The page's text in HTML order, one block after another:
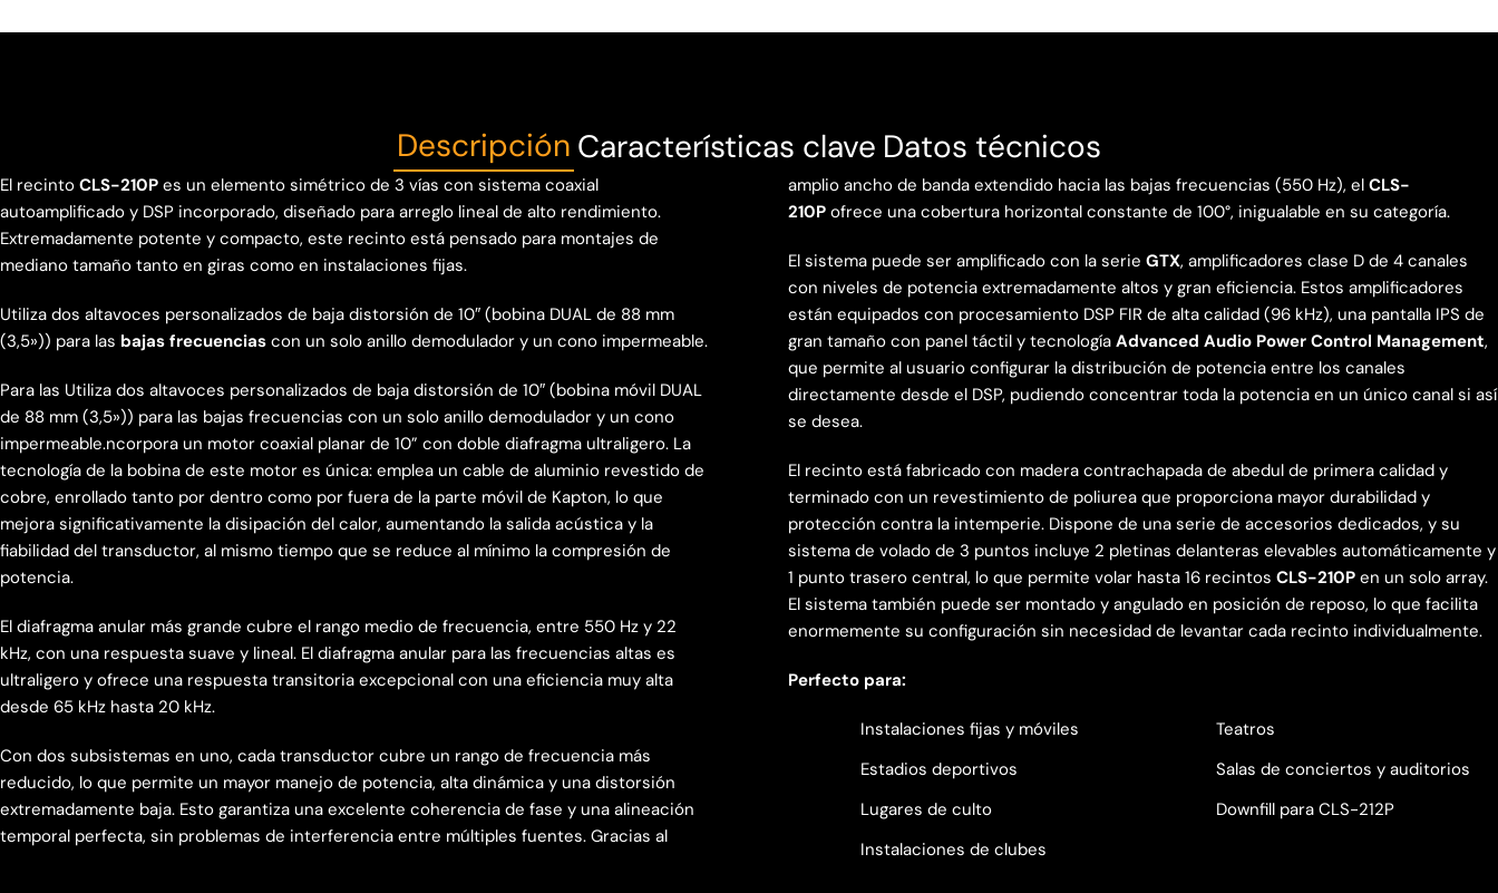
Descripción Características clave Datos técnicos
El recinto CLS-210P es un elemento simétrico de 3 vías con sistema coaxial
autoamplificado y DSP incorporado, diseñado para arreglo lineal de alto rendimiento.
Extremadamente potente y compacto, este recinto está pensado para montajes de
mediano tamaño tanto en giras como en instalaciones fijas.
Utiliza dos altavoces personalizados de baja distorsión de 10″ (bobina DUAL de 88 mm
(3,5»)) para las bajas frecuencias con un solo anillo demodulador y un cono impermeable.
Para las Utiliza dos altavoces personalizados de baja distorsión de 10″ (bobina móvil DUAL
de 88 mm (3,5»)) para las bajas frecuencias con un solo anillo demodulador y un cono
impermeable.ncorpora un motor coaxial planar de 10” con doble diafragma ultraligero. La
tecnología de la bobina de este motor es única: emplea un cable de aluminio revestido de
cobre, enrollado tanto por dentro como por fuera de la parte móvil de Kapton, lo que
mejora significativamente la disipación del calor, aumentando la salida acústica y la
fiabilidad del transductor, al mismo tiempo que se reduce al mínimo la compresión de
potencia.
El diafragma anular más grande cubre el rango medio de frecuencia, entre 550 Hz y 22
kHz, con una respuesta suave y lineal. El diafragma anular para las frecuencias altas es
ultraligero y ofrece una respuesta transitoria excepcional con una eficiencia muy alta
desde 65 kHz hasta 20 kHz.
Con dos subsistemas en uno, cada transductor cubre un rango de frecuencia más
reducido, lo que permite un mayor manejo de potencia, alta dinámica y una distorsión
extremadamente baja. Esto garantiza una excelente coherencia de fase y una alineación
temporal perfecta, sin problemas de interferencia entre múltiples fuentes. Gracias al
amplio ancho de banda extendido hacia las bajas frecuencias (550 Hz), el CLS-
210P ofrece una cobertura horizontal constante de 100°, inigualable en su categoría.
El sistema puede ser amplificado con la serie GTX, amplificadores clase D de 4 canales
con niveles de potencia extremadamente altos y gran eficiencia. Estos amplificadores
están equipados con procesamiento DSP FIR de alta calidad (96 kHz), una pantalla IPS de
gran tamaño con panel táctil y tecnología Advanced Audio Power Control Management,
que permite al usuario configurar la distribución de potencia entre los canales
directamente desde el DSP, pudiendo concentrar toda la potencia en un único canal si así
se desea.
El recinto está fabricado con madera contrachapada de abedul de primera calidad y
terminado con un revestimiento de poliurea que proporciona mayor durabilidad y
protección contra la intemperie. Dispone de una serie de accesorios dedicados, y su
sistema de volado de 3 puntos incluye 2 pletinas delanteras elevables automáticamente y
1 punto trasero central, lo que permite volar hasta 16 recintos CLS-210P en un solo array.
El sistema también puede ser montado y angulado en posición de reposo, lo que facilita
enormemente su configuración sin necesidad de levantar cada recinto individualmente.
Perfecto para:
Instalaciones fijas y móviles
Estadios deportivos
Lugares de culto
Instalaciones de clubes
Teatros
Salas de conciertos y auditorios
Downfill para CLS-212P